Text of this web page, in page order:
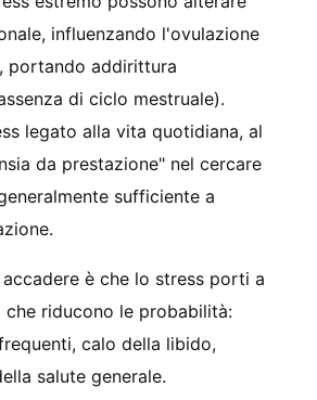
influenzando l'ovulazione
portando addirittura
di ciclo mestruale).
legato alla vita quotidiana, al
da prestazione" nel cercare
sufficiente a
è che lo stress porti a
riducono le probabilità:
calo della libido,
salute generale.